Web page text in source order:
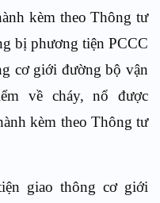
kèm theo Thông tư
bị phương tiện PCCC
cơ giới đường bộ vận
về cháy, nổ được
kèm theo Thông tư
giao thông cơ giới